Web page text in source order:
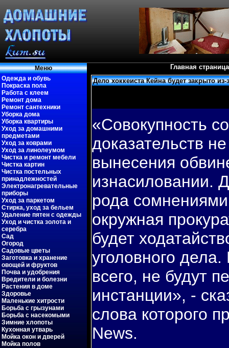
Меню
Одежда и обувь
Покраска пола
Работа с клеем
Ремонт дома
Ремонт сантехники
Уборка дома
Уборка квартиры
Уход за домашними
предметами
Уход за коврами
Уход за линолеумом
Чистка и ремонт мебели
Чистка картин
Чистка постельных
принадлежностей
Электронагревательные
приборы
Уход за паркетом
Стирка, уход за бельем
Удаление пятен с одежды
Уход и чистка золота и
серебра
Сад
Огород
Садовые цветы
Заготовка и хранение
овощей и фруктов
Почва и удобрения
Вредители и болезни
Растения в доме
Здоровье
Маленькие хитрости
Борьба с грызунами
Борьба с насекомыми
Зимние хлопоты
Кухонная утварь
Мойка окон и дверей
Мойка полов
Главная страница
Дело хоккеиста Кейна будет закрыто из-
«Совокупность
доказательств
вынесения
изнасиловании.
рода
окружная
будет
уголовного
всего, не будут
инстанции», -
слова которого
News.